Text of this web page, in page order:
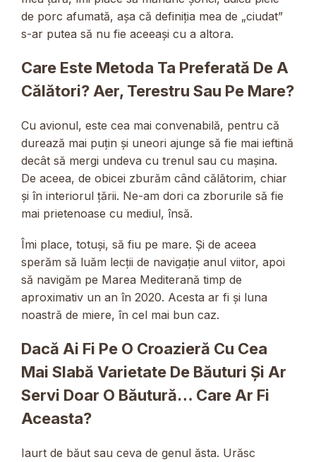
de porc afumată, așa că definiția mea de „ciudat”
s-ar putea să nu fie aceeași cu a altora.
Care Este Metoda Ta Preferată De A
Călători? Aer, Terestru Sau Pe Mare?
Cu avionul, este cea mai convenabilă, pentru că
durează mai puțin și uneori ajunge să fie mai ieftină
decât să mergi undeva cu trenul sau cu mașina.
De aceea, de obicei zburăm când călătorim, chiar
și în interiorul țării. Ne-am dori ca zborurile să fie
mai prietenoase cu mediul, însă.
Îmi place, totuși, să fiu pe mare. Și de aceea
sperăm să luăm lecții de navigație anul viitor, apoi
să navigăm pe Marea Mediterană timp de
aproximativ un an în 2020. Acesta ar fi și luna
noastră de miere, în cel mai bun caz.
Dacă Ai Fi Pe O Croazieră Cu Cea
Mai Slabă Varietate De Băuturi Și Ar
Servi Doar O Băutură… Care Ar Fi
Aceasta?
Iaurt de băut sau ceva de genul ăsta. Urăsc